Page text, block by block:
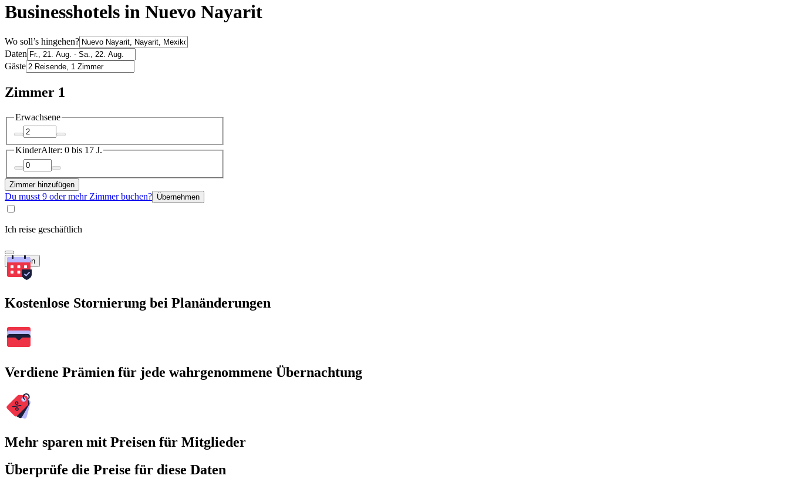
Businesshotels in Nuevo Nayarit
Wo soll’s hingehen?
Daten
Gäste
Zimmer 1
Erwachsene
KinderAlter: 0 bis 17 J.
Zimmer hinzufügen
Du musst 9 oder mehr Zimmer buchen? Übernehmen
Ich reise geschäftlich
Suchen
Kostenlose Stornierung bei Planänderungen
Verdiene Prämien für jede wahrgenommene Übernachtung
Mehr sparen mit Preisen für Mitglieder
Überprüfe die Preise für diese Daten